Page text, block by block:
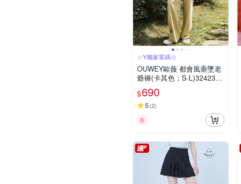
☆Y獨家零碼☆
OUWEY歐薇 都會風垂墜老
爺褲(卡其色；S-L)3242326
520
$690
5 (2)
券